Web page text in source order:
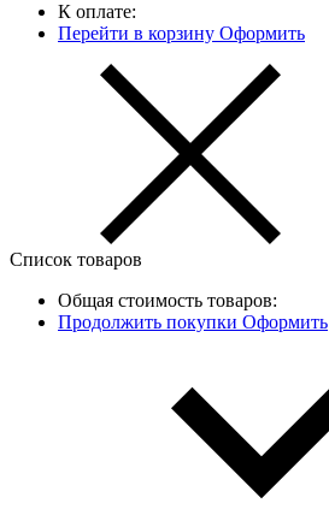
К оплате:
Перейти в корзину Оформить
Список товаров
Общая стоимость товаров:
Продолжить покупки Оформить